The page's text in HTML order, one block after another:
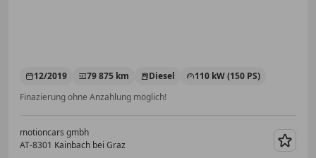
12/2019 79 875 km Diesel
110 kW (150 PS)
Finazierung ohne Anzahlung möglich!
motioncars gmbh
AT-8301 Kainbach bei Graz